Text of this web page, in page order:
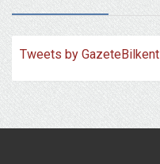
Tweets by GazeteBilkent